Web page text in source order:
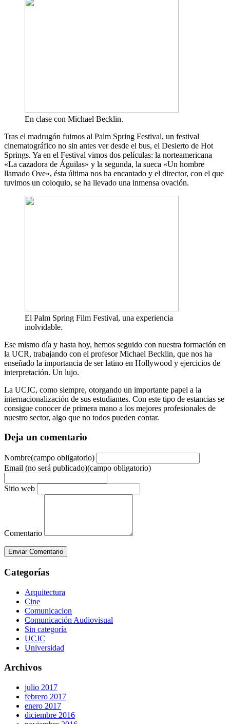
En clase con Michael Becklin.
Tras el madrugón fuimos al Palm Spring Festival, un festival
cinematográfico no sin antes ver desde el bus, el Desierto de Hot
Springs. Ya en el Festival vimos dos películas: la norteamericana
«La cazadora de Águilas» y la segunda, la sueca «Un hombre
llamado Ove», ésta última nos ha encantado y el director, con el que
tuvimos un coloquio, se ha llevado una inmensa ovación.
El Palm Spring Film Festival, una experiencia
inolvidable.
Ese mismo día y hasta hoy, hemos seguido con nuestra formación en
la UCR, trabajando con el profesor Michael Becklin, que nos ha
enseñado la importancia de ser latino en Hollywood y ejercicios de
interpretación. Un lujo.
La UCJC, como siempre, otorgando un importante papel a la
internacionalización de sus estudiantes. Con este tipo de estancias se
consigue conocer de primera mano a los mejores profesionales de
nuestro sector, algo que no todos pueden contar.
Deja un comentario
Nombre(campo obligatorio)
Email (no será publicado)(campo obligatorio)
Sitio web
Comentario
Enviar Comentario
Categorías
Arquitectura
Cine
Comunicacion
Comunicación Audiovisual
Sin categoría
UCJC
Universidad
Archivos
julio 2017
febrero 2017
enero 2017
diciembre 2016